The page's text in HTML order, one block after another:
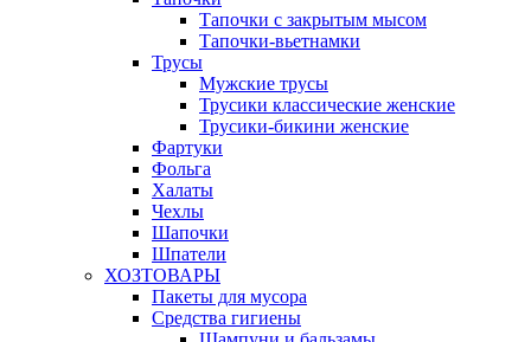
Тапочки с закрытым мысом
Тапочки-вьетнамки
Трусы
Мужские трусы
Трусики классические женские
Трусики-бикини женские
Фартуки
Фольга
Халаты
Чехлы
Шапочки
Шпатели
ХОЗТОВАРЫ
Пакеты для мусора
Средства гигиены